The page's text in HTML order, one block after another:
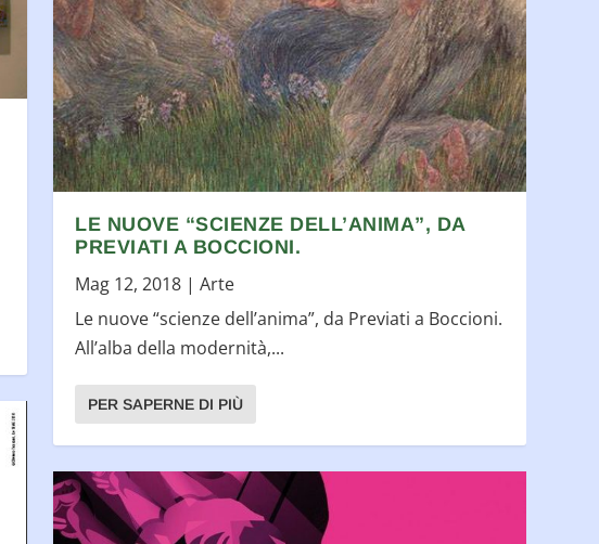
LE NUOVE “SCIENZE DELL’ANIMA”, DA
PREVIATI A BOCCIONI.
Mag 12, 2018 |Arte
Le nuove “scienze dell’anima”, da Previati a Boccioni.
All’alba della modernità,...
PER SAPERNE DI PIÙ